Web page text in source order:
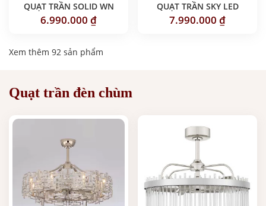
QUẠT TRẦN SOLID WN
6.990.000 ₫
QUẠT TRẦN SKY LED
7.990.000 ₫
Xem thêm 92 sản phẩm
Quạt trần đèn chùm